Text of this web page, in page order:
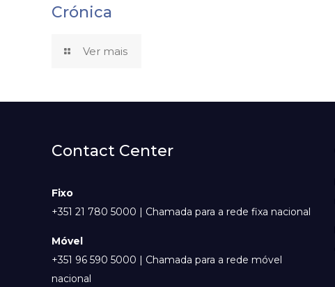
Crónica
Ver mais
Contact Center
Fixo
+351 21 780 5000 | Chamada para a rede fixa nacional
Móvel
+351 96 590 5000 | Chamada para a rede móvel
nacional